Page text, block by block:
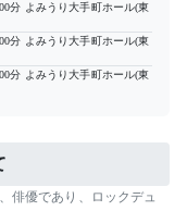
分 よみうり大手町ホール(東
分 よみうり大手町ホール(東
分 よみうり大手町ホール(東
俳優であり、ロックデュ